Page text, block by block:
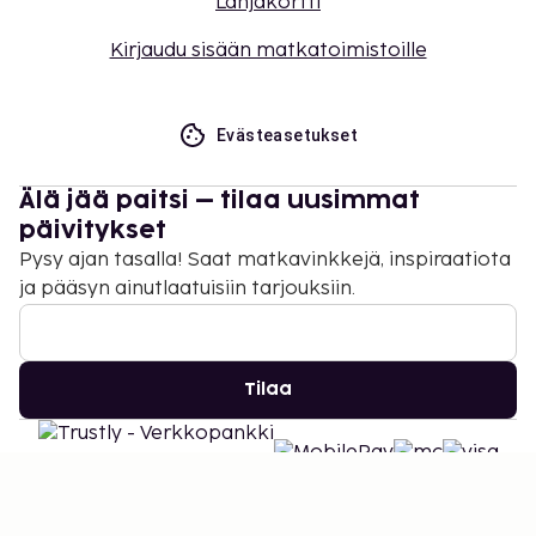
uloskirjautuminen ovat saatavilla.
Kirjaudu sisään matkatoimistoille
Evästeasetukset
Älä jää paitsi – tilaa uusimmat
päivitykset
Pysy ajan tasalla! Saat matkavinkkejä, inspiraatiota
ja pääsyn ainutlaatuisiin tarjouksiin.
Tilaa